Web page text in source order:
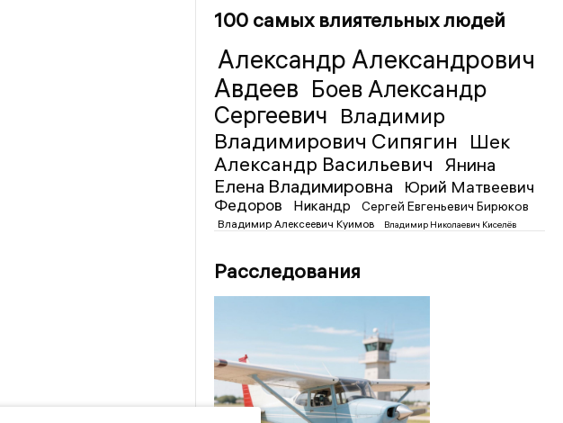
100 самых влиятельных людей
Александр Александрович
Авдеев Боев Александр
Сергеевич Владимир
Владимирович Сипягин Шек
Александр Васильевич
Янина
Елена Владимировна
Юрий Матвеевич
Федоров
Никандр Сергей Евгеньевич Бирюков
Владимир Алексеевич Куимов Владимир Николаевич Киселёв
Расследования